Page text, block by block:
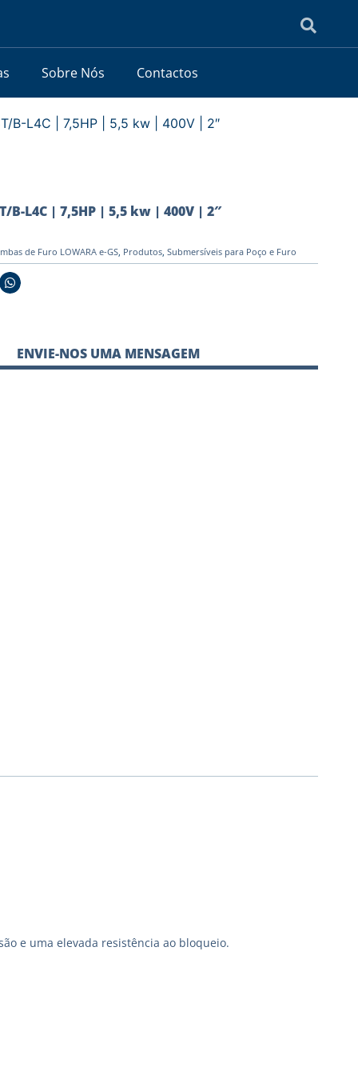
Sobre Nós Contactos
B-L4C | 7,5HP | 5,5 kw | 400V | 2″
B-L4C | 7,5HP | 5,5 kw | 400V | 2″
de Furo LOWARA e-GS, Produtos, Submersíveis para Poço e Furo
ENVIE-NOS UMA MENSAGEM
e uma elevada resistência ao bloqueio.